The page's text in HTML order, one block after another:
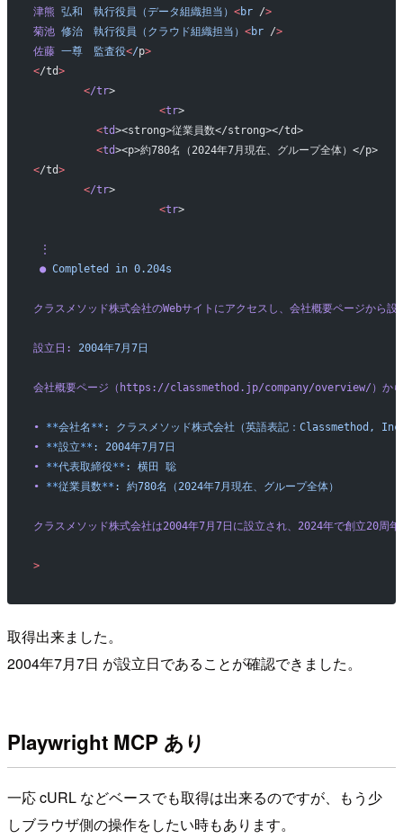
津熊 弘和　執行役員（データ組織担当） <br />
菊池 修治　執行役員（クラウド組織担当） <br />
佐藤 一尊　監査役</p>
</td>
        <
/tr>
                    <
tr>
          <
td><strong>従業員数</strong></td>
          <
td><p>約780名（2024年7月現在、グループ全体）</p>
</td>
        <
/tr>
                    <
tr>
⋮
● Completed in 0.204s
クラスメソッド株式会社のWebサイトにアクセスし、会社概要ページから設
設立日: 2004年7月7日
会社概要ページ（https://classmethod.jp/company/overview/）から
• **会社名 ** : クラスメソッド株式会社（英語表記：Classmethod,
• **設立** :
2004年7月7日
• **代表取締役** : 横田
聡
• **従業員数** : 約780名（2024年7月現在、グループ全体）
クラスメソッド株式会社は2004年7月7日に設立され、2024年で創立20周
>
取得出来ました。
2004年7月7日 が設立日であることが確認できました。
Playwright MCP あり
一応 cURL などベースでも取得は出来るのですが、もう少
しブラウザ側の操作をしたい時もあります。